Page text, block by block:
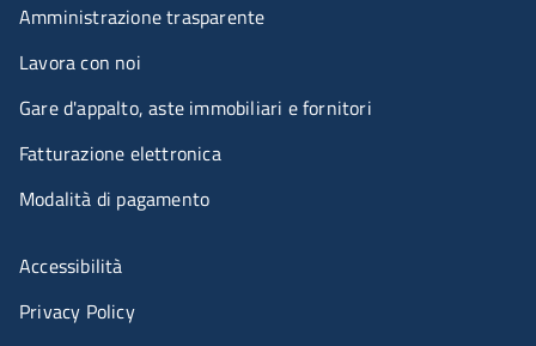
Amministrazione trasparente
Lavora con noi
Gare d'appalto, aste immobiliari e fornitori
Fatturazione elettronica
Modalità di pagamento
Menù riferimenti
Accessibilità
Privacy Policy